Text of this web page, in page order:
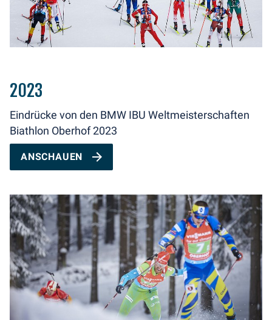
2023
Eindrücke von den BMW IBU Weltmeisterschaften
Biathlon Oberhof 2023
ANSCHAUEN